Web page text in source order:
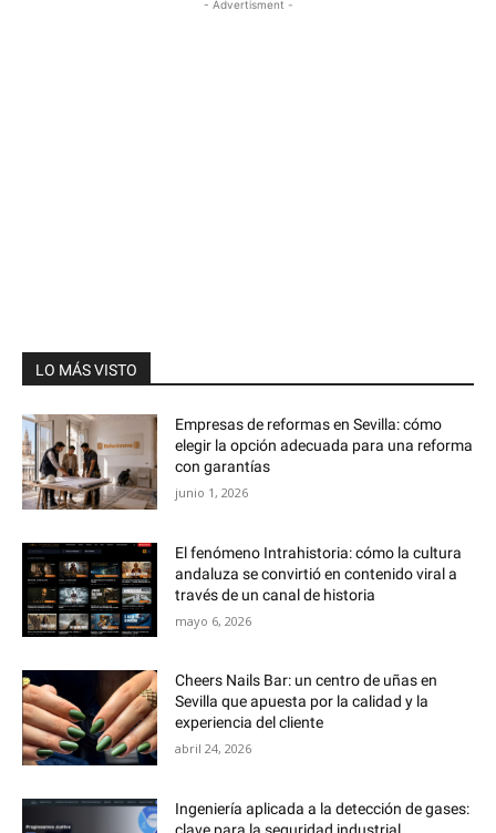
- Advertisment -
LO MÁS VISTO
Empresas de reformas en Sevilla: cómo
elegir la opción adecuada para una reforma
con garantías
junio 1, 2026
El fenómeno Intrahistoria: cómo la cultura
andaluza se convirtió en contenido viral a
través de un canal de historia
mayo 6, 2026
Cheers Nails Bar: un centro de uñas en
Sevilla que apuesta por la calidad y la
experiencia del cliente
abril 24, 2026
Ingeniería aplicada a la detección de gases: